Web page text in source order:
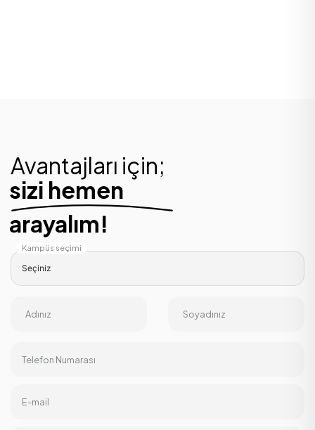
Avantajları için;
sizi hemen
arayalım!
Kampüs seçimi
Adınız Soyadınız
Telefon Numarası
E-mail